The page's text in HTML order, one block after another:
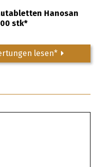
Hanosan
stk*
lesen*